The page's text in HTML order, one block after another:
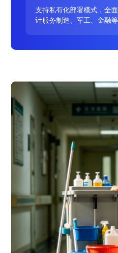
支持私有化部署模式，全
计服务制造、军工、金融